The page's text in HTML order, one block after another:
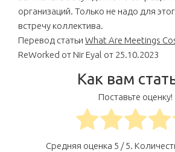
организаций. Только не надо для
встречу коллектива.
Перевод статьи What Are Meetings
ReWorked от Nir Eyal от 25.10.2023
Как вам
Поставьте оценку!
Средняя оценка 5 / 5.